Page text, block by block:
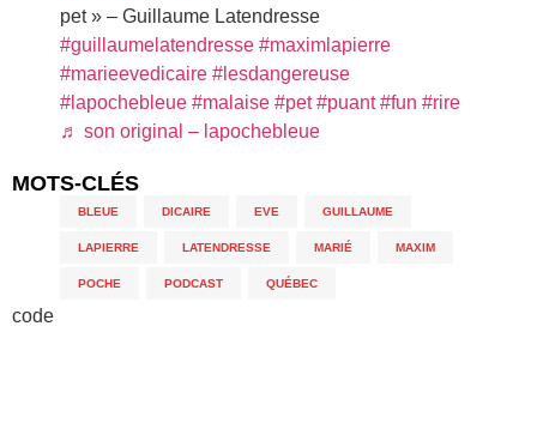
pet » – Guillaume Latendresse
#guillaumelatendresse #maximlapierre
#marieevedicaire #lesdangereuse
#lapochebleue #malaise #pet #puant #fun #rire
♬ son original – lapochebleue
MOTS-CLÉS
BLEUE DICAIRE EVE GUILLAUME
LAPIERRE LATENDRESSE MARIÉ MAXIM
POCHE PODCAST QUÉBEC
code